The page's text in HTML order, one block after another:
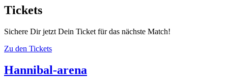
Tickets
Sichere Dir jetzt Dein Ticket für das nächste Match!
Zu den Tickets
Hannibal-arena